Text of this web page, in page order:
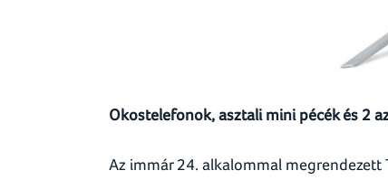
Okostelefonok, asztali mini pécék és 2
Az immár 24. alkalommal megrendezett